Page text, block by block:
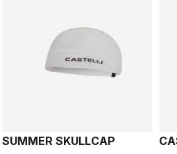
SUMMER SKULLCAP